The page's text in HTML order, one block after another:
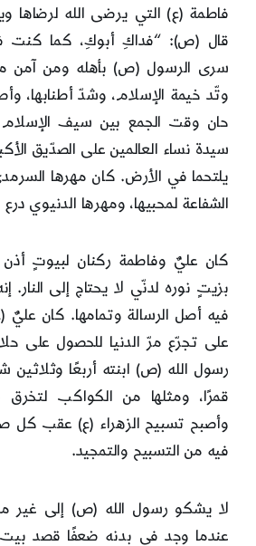
فاطمة (ع) التي يرضى الله لرضاها
قال (ص): “فداكِ أبوكِ، كما كنت
سرى الرسول (ص) بأهله ومن آمن
وتّد خيمة الإسلام، وشدّ أطنابها،
حان وقت الجمع بين سيف الإسلام
سيدة نساء العالمين على الصدّيق
يلتحما في الأرض. كان مهرها
الشفاعة لمحبيها، ومهرها الدنيوي
كان عليٌ وفاطمة ركنان لبيوتٍ أذن
بزيتٍ نوره لدنّي لا يحتاج إلى النار.
فيه أصل الرسالة وتمامها. كان
على تجرّع مرّ الدنيا للحصول على
رسول الله (ص) ابنته أربعًا وثلاثين
قمرًا، ومثلها من الكواكب لتخرق
وأصبح تسبيح الزهراء (ع) عقب كل
فيه من التسبيح والتمجيد.
لا يشكو رسول الله (ص) إلى غير
عندما وجد في بدنه ضعفًا قصد بيت